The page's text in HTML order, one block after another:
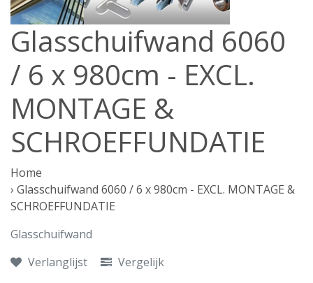
Glasschuifwand 6060
/ 6 x 980cm - EXCL.
MONTAGE &
SCHROEFFUNDATIE
Home
› Glasschuifwand 6060 / 6 x 980cm - EXCL. MONTAGE &
SCHROEFFUNDATIE
Glasschuifwand
Verlanglijst
Vergelijk